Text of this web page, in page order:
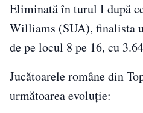
Eliminată în turul I după
Williams (SUA), finalista
de pe locul 8 pe 16, cu
Jucătoarele române din
următoarea evoluţie: